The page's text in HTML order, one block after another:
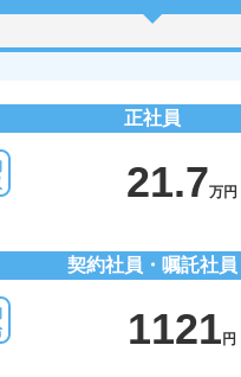
正社員
21.7万円
契約社員・嘱託社員
1121 円